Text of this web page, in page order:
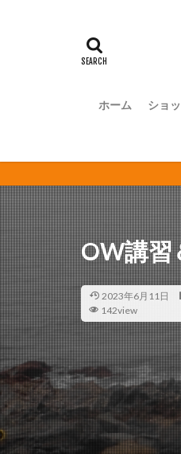
ホーム ショ
OW講習
2023年6月11日
142view